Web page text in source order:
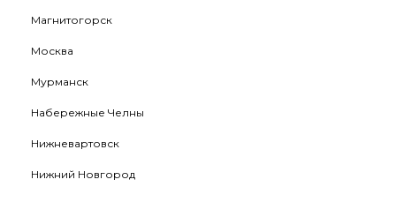
Магнитогорск
Москва
Мурманск
Набережные Челны
Нижневартовск
Нижний Новгород